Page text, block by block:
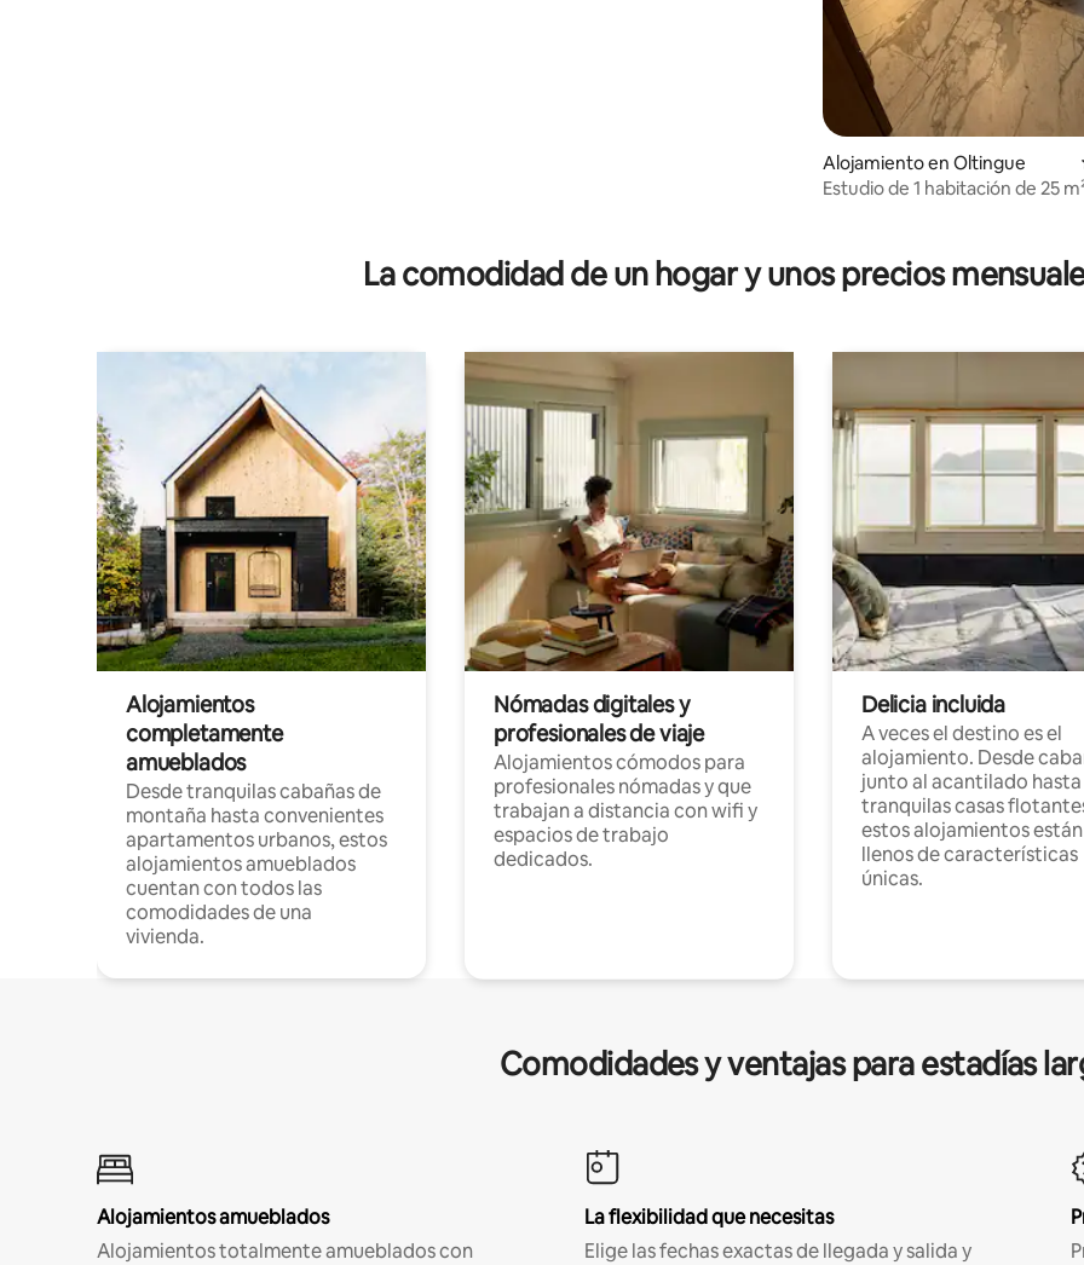
Alojamiento en Oltingue
Estudio de 1 habitación de 25
La comodidad de un hogar y unos precios
Alojamientos
completamente
amueblados
Desde tranquilas cabañas de
montaña hasta convenientes
apartamentos urbanos, estos
alojamientos amueblados
cuentan con todos las
comodidades de una
vivienda.
Nómadas digitales y
profesionales de viaje
Alojamientos cómodos para
profesionales nómadas y que
trabajan a distancia con wifi y
espacios de trabajo
dedicados.
Delicia incluida
A veces el destino es el
alojamiento. Desde
junto al acantilado hasta
tranquilas casas
estos alojamientos están
llenos de características
únicas.
Comodidades y ventajas para estadías
Alojamientos amueblados
Alojamientos totalmente amueblados con
La flexibilidad que necesitas
Elige las fechas exactas de llegada y salida y